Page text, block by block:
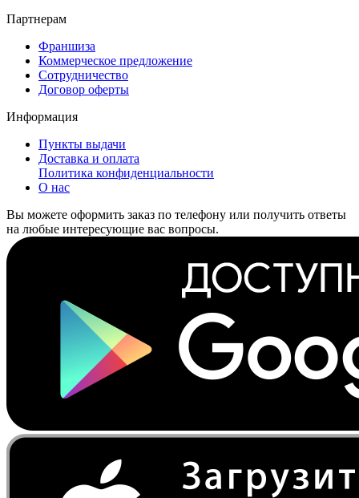
Партнерам
Франшиза
Коммерческое предложение
Сотрудничество
Договор оферты
Информация
Пункты выдачи
Доставка и оплата
Политика конфиденциальности
О нас
Вы можете оформить заказ по телефону или получить ответы
на любые интересующие вас вопросы.